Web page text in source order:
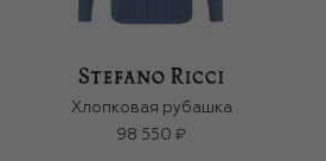
Хлопковая рубашка
98 550 ₽